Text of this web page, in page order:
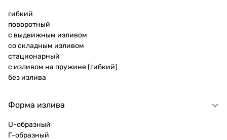
гибкий
поворотный
с выдвижным изливом
со складным изливом
стационарный
с изливом на пружине (гибкий)
без излива
Форма излива
U-образный
Г-образный